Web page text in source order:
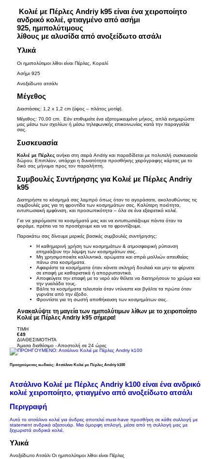
Επικοινωνία
Όροι Χρήσης
Cookies
Καλάθι Αγορών
Κολιέ με Πέρλες Andriy k95 είναι ένα χειροποίητο
ανδρικό κολιέ, φτιαγμένο από ασήμι
925, ημιπολύτιμους
λίθους με αλυσίδα από ανοξείδωτο ατσάλι
Υλικά
Οι ημιπολύτιμοι λίθοι είναι Πέρλες, Κοραλί
Ασήμι 925
Ανοξείδωτο ατσάλι
Μέγεθος
Διαστάσεις: 1,2 x 1,2 cm (ύψος – πλάτος μοτίφ).
Μέγεθος: 70,00 cm. Εάν επιθυμείτε ένα εξατομικευμένο μήκος, απλά ενημερώστε
μας μέσω των σχολίων ή μέσω τηλεφωνικής επικοινωνίας κατά την παραγγελία
σας.
Συσκευασία
Κολιέ με Πέρλες ανήκει στη σειρά Andriy και παραδίδεται με πολυτελή συσκευασία
δώρου. Επιπλέον, υπάρχει η δυνατότητα προσθήκης χειρόγραφης κάρτας με το
δικό σας μήνυμα προς τον παραλήπτη.
Συμβουλές Συντήρησης για Κολιέ με Πέρλες Andriy
k95
Διατηρήστε το κόσμημά σας λαμπρό όπως όταν το αγοράσατε, ακολουθώντας τις
συμβουλές μας για τη φροντίδα των κοσμημάτων σας. Καλύτερη ποιότητα,
εντυπωσιακή εμφάνιση, και προσωπικότητα – όλα σε ένα εξαιρετικό κολιέ.
Για να χαιρόμαστε τα κοσμήματά μας και να εντυπωσιάζουμε πάντα όταν τα
φοράμε, πρέπει να τα προσέχουμε και να τα φροντίζουμε.
Παρακάτω σας δίνουμε μερικές βασικές συμβουλές συντήρησης:
Η καθημερινή χρήση των κοσμημάτων & ατμοσφαιρική ρύπανση
επηρεάζουν την λάμψη των κοσμημάτων σας.
Μη χρησιμοποιείτε καλλυντικά, αρώματα και σπρέι μαλλιών απευθείας
πάνω στα κοσμήματα.
Αφαιρέστε τα κοσμήματα όταν κάνετε σκληρή δουλειά και μην τα φέρνετε
σε επαφή με καθαριστικά ή απορρυπαντικά.
Αποφεύγετε την επαφή με το νερό εάν θέλετε να διατηρήσουν το χρώμα και
την γυαλάδα τους.
Βάλτε τα κοσμήματα τελευταία όταν ντύνεστε και βγάλτε τα πρώτα όταν
γυρνάτε από την έξοδο.
Φροντίστε για τη σωστή αποθήκευση των κοσμημάτων σας.
Ανακαλύψτε τη μαγεία των ημιπολύτιμων λίθων με το χειροποίητο
Κολιέ με Πέρλες Andriy k95 σήμερα!
TIMH
€49
ΔΙΑΘΕΣΙΜΟΤΗΤΑ
Άμεσα διαθέσιμο - Αποστολή σε 24 ώρες
Προηγούμενος κωδικός: Ατσάλινο Κολιέ με Πέρλες Andriy k100
Ατσάλινο Κολιέ με Πέρλες Andriy k100 είναι ένα ανδρικό
κολιέ χειροποίητο, φτιαγμένο από ανοξείδωτο ατσάλι
Περιγραφή
Αυτό το ατσάλινο κολιέ για άνδρες αποτελεί must-have προσθήκη σε κάθε συλλογή με
statement ανδρικά αξεσουάρ. Μια όμορφη επιλογή, μέσα από τη συλλογή μας με
ξεχωριστά ανδρικά κολιέ.
Υλικά
Ανοξείδωτο Ατσάλι Οι ημιπολύτιμοι λίθοι είναι Πέρλες